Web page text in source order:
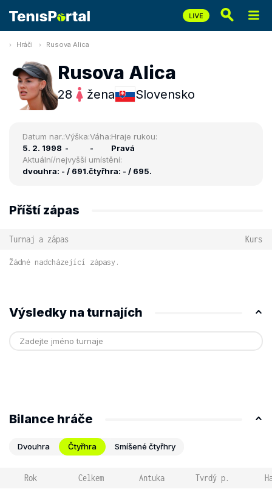
Hráči Rusova Alica
Rusova Alica
28 žena Slovensko
Datum nar.:
5. 2. 1998
Výška:
-
Váha:
-
Hraje rukou:
Pravá
Aktuální/nejvyšší umístění:
dvouhra: - / 691.čtyřhra: - / 695.
Příští zápas
Turnaj a zápas Kurs
Žádné nadcházející zápasy.
Výsledky na turnajích
Bilance hráče
Dvouhra Čtyřhra Smíšené čtyřhry
Rok Celkem Antuka Tvrdý p.